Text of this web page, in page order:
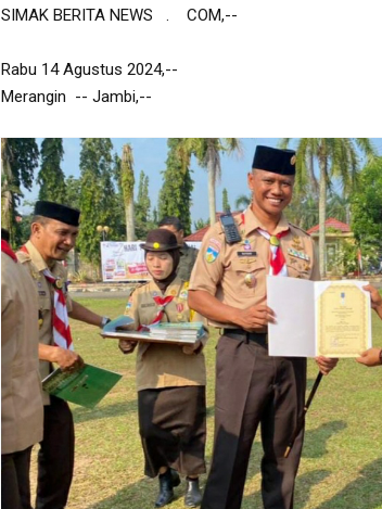
SIMAK BERITA NEWS . COM,--
Rabu 14 Agustus 2024,--
Merangin -- Jambi,--